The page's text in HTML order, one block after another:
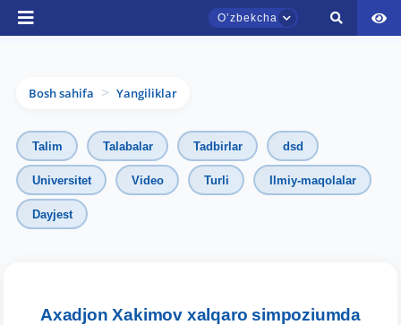
Oʼzbekcha
Bosh sahifa > Yangiliklar
Talim Talabalar Tadbirlar dsd
Universitet Video Turli Ilmiy-maqolalar
Dayjest
Axadjon Xakimov xalqaro simpoziumda
TDYU qabul murojaatlari chati